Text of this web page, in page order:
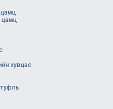
цамц
хувцас